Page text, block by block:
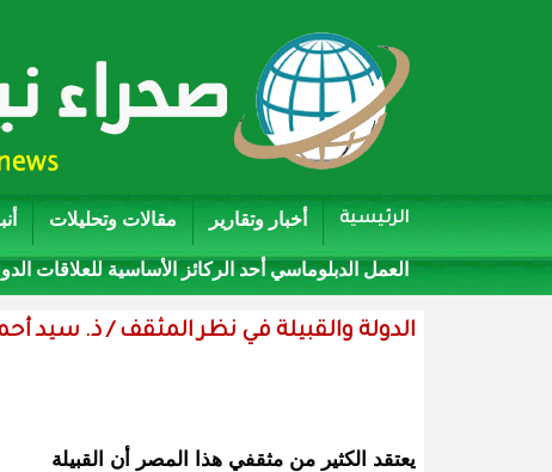
الرئيسية أخبار وتقارير مقالات وتحليلات
العمل الدبلوماسي أحد الركائز الأساسية للعلاقات
الدولة والقبيلة في نظر المثقف / ذ. سيد
يعتقد الكثير من مثقفي هذا المصر أن القبيلة